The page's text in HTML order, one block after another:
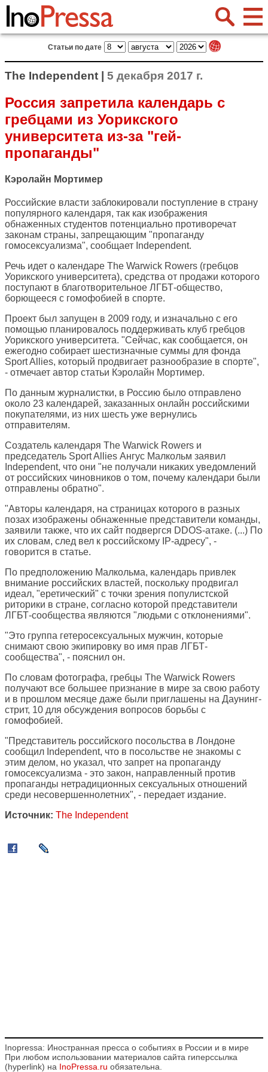
Статьи по дате
The Independent | 5 декабря 2017 г.
Россия запретила календарь с
гребцами из Уорикского
университета из-за "гей-
пропаганды"
Кэролайн Мортимер
Российские власти заблокировали поступление в страну
популярного календаря, так как изображения
обнаженных студентов потенциально противоречат
законам страны, запрещающим "пропаганду
гомосексуализма", сообщает Independent.
Речь идет о календаре The Warwick Rowers (гребцов
Уорикского университета), средства от продажи которого
поступают в благотворительное ЛГБТ-общество,
борющееся с гомофобией в спорте.
Проект был запущен в 2009 году, и изначально с его
помощью планировалось поддерживать клуб гребцов
Уорикского университета. "Сейчас, как сообщается, он
ежегодно собирает шестизначные суммы для фонда
Sport Allies, который продвигает разнообразие в спорте",
- отмечает автор статьи Кэролайн Мортимер.
По данным журналистки, в Россию было отправлено
около 23 календарей, заказанных онлайн российскими
покупателями, из них шесть уже вернулись
отправителям.
Создатель календаря The Warwick Rowers и
председатель Sport Allies Ангус Малкольм заявил
Independent, что они "не получали никаких уведомлений
от российских чиновников о том, почему календари были
отправлены обратно".
"Авторы календаря, на страницах которого в разных
позах изображены обнаженные представители команды,
заявили также, что их сайт подвергся DDOS-атаке. (...) По
их словам, след вел к российскому IP-адресу", -
говорится в статье.
По предположению Малкольма, календарь привлек
внимание российских властей, поскольку продвигал
идеал, "еретический" с точки зрения популистской
риторики в стране, согласно которой представители
ЛГБТ-сообщества являются "людьми с отклонениями".
"Это группа гетеросексуальных мужчин, которые
снимают свою экипировку во имя прав ЛГБТ-
сообщества", - пояснил он.
По словам фотографа, гребцы The Warwick Rowers
получают все большее признание в мире за свою работу
и в прошлом месяце даже были приглашены на Даунинг-
стрит, 10 для обсуждения вопросов борьбы с
гомофобией.
"Представитель российского посольства в Лондоне
сообщил Independent, что в посольстве не знакомы с
этим делом, но указал, что запрет на пропаганду
гомосексуализма - это закон, направленный против
пропаганды нетрадиционных сексуальных отношений
среди несовершеннолетних", - передает издание.
Источник: The Independent
Inopressa: Иностранная пресса о событиях в России и в мире
При любом использовании материалов сайта гиперссылка
(hyperlink) на InoPressa.ru обязательна.